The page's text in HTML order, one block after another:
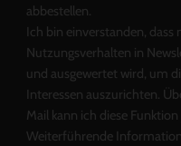
abbestellen.
Ich bin einverstanden, dass
Nutzungsverhalten in
und ausgewertet wird, um
Interessen auszurichten.
Mail kann ich diese
Weiterführende